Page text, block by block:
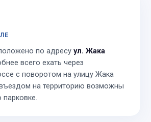
по адресу ул. Жака
всего ехать через
с поворотом на улицу Жака
на территорию возможны
парковке.